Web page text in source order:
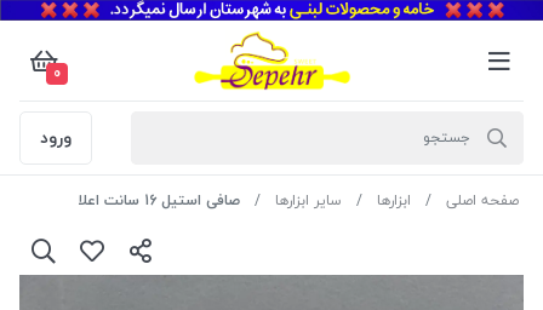
0
ورود
صفحه اصلی ابزارها سایر ابزارها صافی استیل 16 سانت اعلا